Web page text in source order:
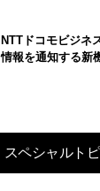
NTTドコモビジネ
情報を通知する新
スペシャルト